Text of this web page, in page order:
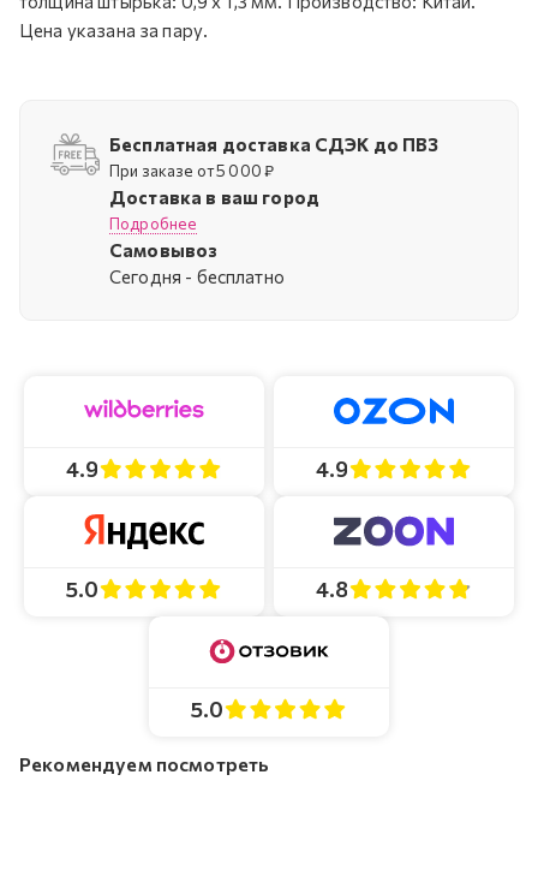
Цена указана за пару.
Бесплатная доставка СДЭК до ПВЗ
При заказе от 5 000 ₽
Доставка в ваш город
Подробнее
Самовывоз
Cегодня - бесплатно
4.9 4.9
5.0 4.8
5.0
Рекомендуем посмотреть